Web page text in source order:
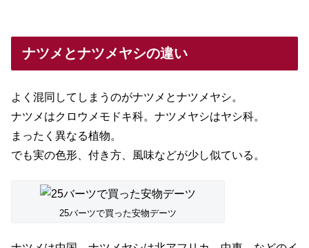
ナツメとナツメヤシの違い
よく混同してしまうのがナツメとナツメヤシ。
ナツメはクロウメモドキ科。ナツメヤシはヤシ科。
まったく異なる植物。
でも実の色形、付き方、風味などが少し似ている。
25バーツで買った安物デーツ